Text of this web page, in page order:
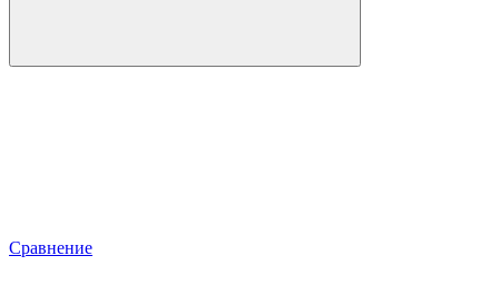
Сравнение